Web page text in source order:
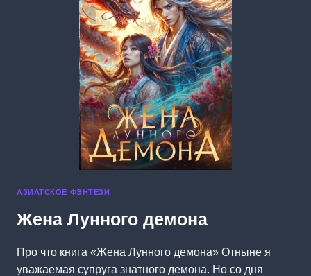
АЗИАТСКОЕ ФЭНТЕЗИ
Жена Лунного демона
Про что книга «Жена Лунного демона» Отныне я
уважаемая супруга знатного демона. Но со дня